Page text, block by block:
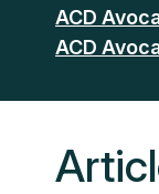
ACD
ACD